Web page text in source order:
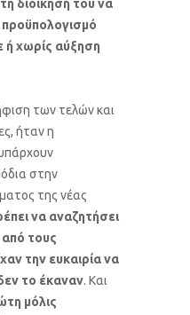
διοίκησή του να
ή χωρίς αύξηση
των τελών και
ήταν η
στην
της νέας
να αναζητήσει
από τους
την ευκαιρία να
το έκαναν. Και
μόλις